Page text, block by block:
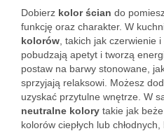
Dobierz kolor ścian do
funkcję oraz charakter. W
kolorów , takich jak czerwienie
pobudzają apetyt i tworzą
postaw na barwy stonowane,
sprzyjają relaksowi. Możesz
uzyskać przytulne wnętrze. W
neutralne kolory takie jak
kolorów ciepłych lub